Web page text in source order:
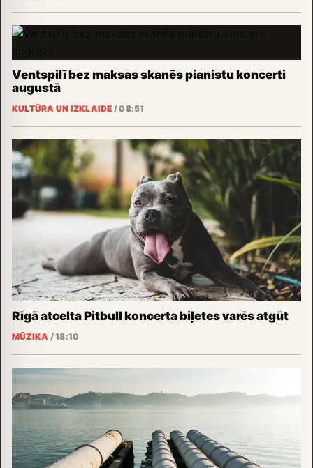
Ventspilī bez maksas skanēs pianistu koncerti
augustā
KULTŪRA UN IZKLAIDE /08:51
Rīgā atcelta Pitbull koncerta biļetes varēs atgūt
MŪZIKA /18:10